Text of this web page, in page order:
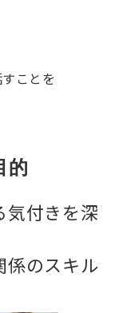
ことを
的
気付きを深
係のスキル